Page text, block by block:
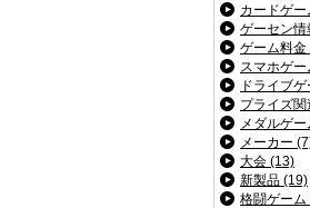
カードゲー
ゲーセン情
ゲーム料金
スマホゲー
ドライブ
プライズ関
メダルゲ
メーカー
大会 (13)
新製品 (19)
格闘ゲーム